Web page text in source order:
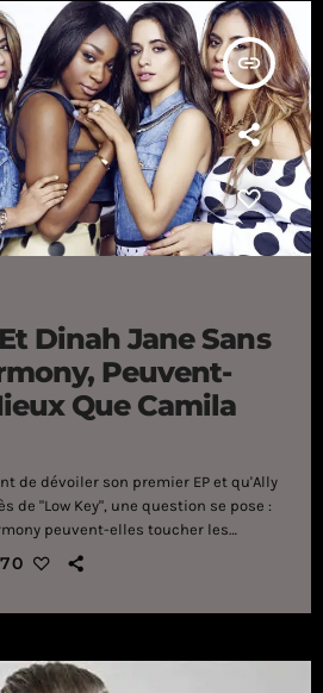
insert_link
Dinah Jane Sans
Peuvent-
Que Camila
de dévoiler son premier EP et qu'Ally
de "Low Key", une question se pose :
peuvent-elles toucher les
? L'heure des premiers bilans
En effet, hier, la première a